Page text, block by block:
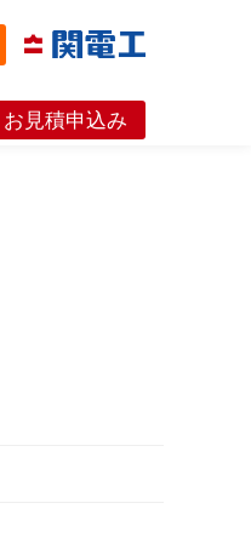
お見積申込み